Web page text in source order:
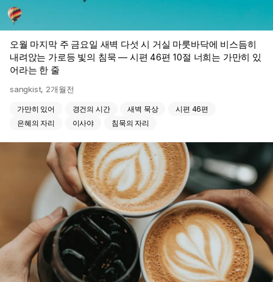
오월 마지막 주 금요일 새벽 다섯 시 거실 마룻바닥에 비스듬히
내려앉는 가로등 빛의 침묵 — 시편 46편 10절 너희는 가만히 있
어라는 한 줄
sangkist, 2개월전
가만히 있어 경건의 시간 새벽 묵상
시편 46편
은혜의 자리
이사야 침묵의 자리